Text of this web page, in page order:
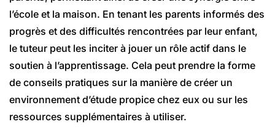
l’école et la maison. En tenant les parents informés des
progrès et des difficultés rencontrées par leur enfant,
le tuteur peut les inciter à jouer un rôle actif dans le
soutien à l’apprentissage. Cela peut prendre la forme
de conseils pratiques sur la manière de créer un
environnement d’étude propice chez eux ou sur les
ressources supplémentaires à utiliser.